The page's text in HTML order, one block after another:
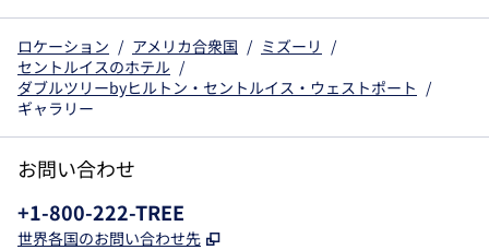
ロケーション / アメリカ合衆国 / ミズーリ /
セントルイスのホテル /
ダブルツリーbyヒルトン・セントルイス・ウェストポート /
ギャラリー
お問い合わせ
電話：
+1-800-222-TREE
世界各国のお問い合わせ先 ,